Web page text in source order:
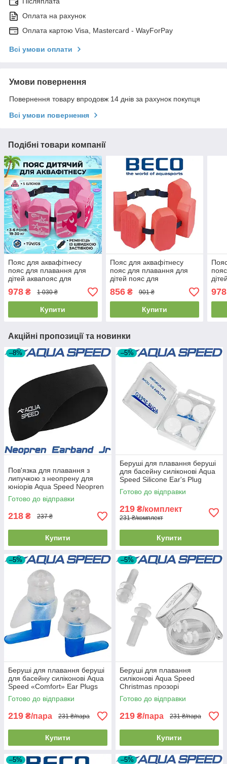
Оплата на рахунок
Оплата картою Visa, Mastercard - WayForPay
Всі умови оплати
Умови повернення
Повернення товару впродовж 14 днів за рахунок покупця
Всі умови повернення
Подібні товари компанії
Пояс для аквафітнесу
пояс для плавання для
дітей аквапояс для
рожевий (15-30 кг)
978 ₴ 1 030 ₴
Купити
Пояс для аквафітнесу
пояс для плавання для
дітей пояс для
BECO 9662 червоний (15-
30 кг)
856₴ 901 ₴
Купити
60
978
Акційні пропозиції та новинки
–8%
Пов'язка для плавання з
липучкою з неопрену для
юніорів Aqua Speed Neopren
Earband Jr чорна
Готово до відправки
218 ₴ 237 ₴
Купити
–5%
Беруші для плавання беруші
для басейну силіконові Aqua
Speed Silicone Ear's Plug
прозорі (4шт.)
Готово до відправки
219 ₴/комплект
231 ₴/комплект
Купити
–5%
Беруші для плавання беруші
для басейну силіконові Aqua
Speed «Comfort» Ear Plugs
прозорі
Готово до відправки
219 ₴/пара 231 ₴/пара
Купити
–5%
Беруші для плавання
силіконові Aqua Speed
Christmas прозорі
Готово до відправки
219 ₴/пара 231 ₴/пара
Купити
–5% –5%